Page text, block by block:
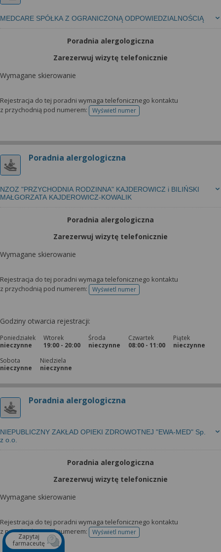
MEDCARE SPÓŁKA Z OGRANICZONĄ ODPOWIEDZIALNOŚCIĄ
Poradnia alergologiczna
Zarezerwuj wizytę telefonicznie
Wymagane skierowanie
Rejestracja do tej poradni wymaga telefonicznego kontaktu
z przychodnią pod numerem:
Wyświetl numertelefonu do rejestracji
Poradnia alergologiczna
NZOZ "PRZYCHODNIA RODZINNA" KAJDEROWICZ i BILIŃSKI
MAŁGORZATA KAJDEROWICZ-KOWALIK
Poradnia alergologiczna
Zarezerwuj wizytę telefonicznie
Wymagane skierowanie
Rejestracja do tej poradni wymaga telefonicznego kontaktu
z przychodnią pod numerem:
Wyświetl numertelefonu do rejestracji
Godziny otwarcia rejestracji:
Poniedziałek
nieczynne
Wtorek
19:00 - 20:00
Środa
nieczynne
Czwartek
08:00 - 11:00
Piątek
nieczynne
Sobota
nieczynne
Niedziela
nieczynne
Poradnia alergologiczna
NIEPUBLICZNY ZAKŁAD OPIEKI ZDROWOTNEJ "EWA-MED" Sp.
z o.o.
Poradnia alergologiczna
Zarezerwuj wizytę telefonicznie
Wymagane skierowanie
Rejestracja do tej poradni wymaga telefonicznego kontaktu
z przychodnią pod numerem:
Wyświetl numertelefonu do rejestracji
Zapytaj
farmaceutę